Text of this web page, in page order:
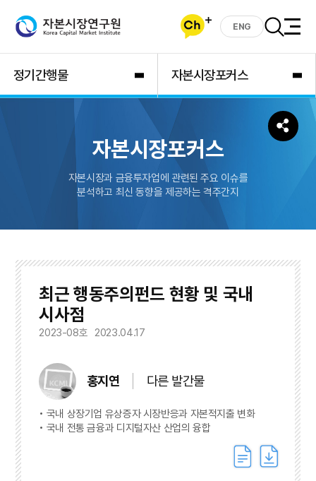
ENG
정기간행물 자본시장포커스
자본시장포커스
자본시장과 금융투자업에 관련된 주요 이슈를
분석하고 최신 동향을 제공하는 격주간지
최근 행동주의펀드 현황 및 국내
시사점
2023-08호 2023.04.17
홍지연 다른 발간물
국내 상장기업 유상증자 시장반응과 자본적지출 변화
국내 전통 금융과 디지털자산 산업의 융합